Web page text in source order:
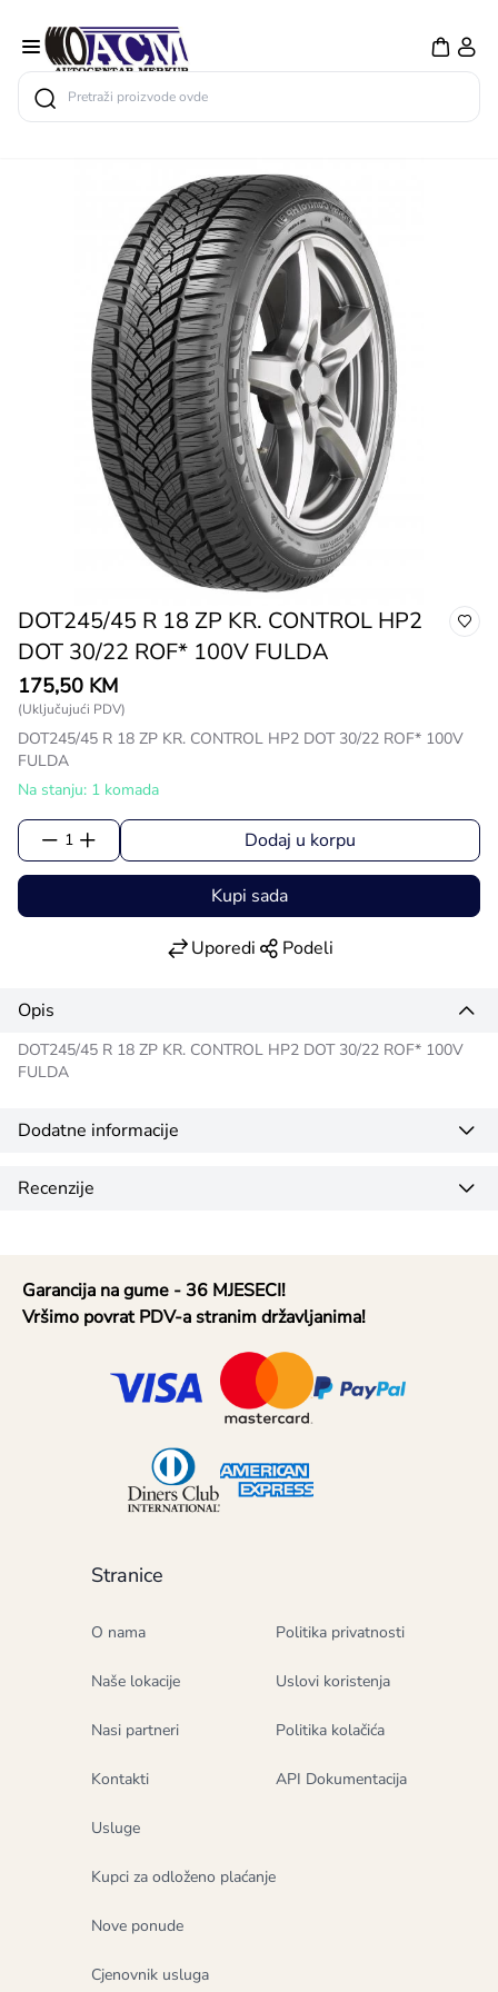
Search
DOT245/45 R 18 ZP KR. CONTROL HP2
DOT 30/22 ROF* 100V FULDA
175,50 KM
(Uključujući PDV)
DOT245/45 R 18 ZP KR. CONTROL HP2 DOT 30/22 ROF* 100V
FULDA
Na stanju: 1 komada
1 Dodaj u korpu
Kupi sada
Uporedi Podeli
Opis
DOT245/45 R 18 ZP KR. CONTROL HP2 DOT 30/22 ROF* 100V
FULDA
Dodatne informacije
Recenzije
Stranice
O nama
Naše lokacije
Nasi partneri
Kontakti
Usluge
Kupci za odloženo plaćanje
Nove ponude
Cjenovnik usluga
Politika privatnosti
Uslovi koristenja
Politika kolačića
API Dokumentacija
Garancija na gume - 36 MJESECI!
Vršimo povrat PDV-a stranim državljanima!